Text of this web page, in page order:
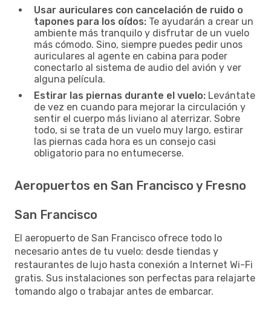
Usar auriculares con cancelación de ruido o
tapones para los oídos: Te ayudarán a crear un
ambiente más tranquilo y disfrutar de un vuelo
más cómodo. Sino, siempre puedes pedir unos
auriculares al agente en cabina para poder
conectarlo al sistema de audio del avión y ver
alguna película.
Estirar las piernas durante el vuelo: Levántate
de vez en cuando para mejorar la circulación y
sentir el cuerpo más liviano al aterrizar. Sobre
todo, si se trata de un vuelo muy largo, estirar
las piernas cada hora es un consejo casi
obligatorio para no entumecerse.
Aeropuertos en San Francisco y Fresno
San Francisco
El aeropuerto de San Francisco ofrece todo lo
necesario antes de tu vuelo: desde tiendas y
restaurantes de lujo hasta conexión a Internet Wi-Fi
gratis. Sus instalaciones son perfectas para relajarte
tomando algo o trabajar antes de embarcar.